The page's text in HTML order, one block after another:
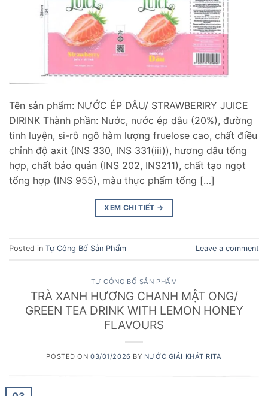
Tên sản phẩm: NƯỚC ÉP DÂU/ STRAWBERIRY JUICE
DIRINK Thành phần: Nước, nước ép dâu (20%), đường
tinh luyện, si-rô ngô hàm lượng fruelose cao, chất điều
chỉnh độ axit (INS 330, INS 331(iii)), hương dâu tổng
hợp, chất bảo quản (INS 202, INS211), chất tạo ngọt
tổng hợp (INS 955), màu thực phẩm tổng […]
XEM CHI TIẾT →
Posted in Tự Công Bố Sản Phẩm Leave a comment
TỰ CÔNG BỐ SẢN PHẨM
TRÀ XANH HƯƠNG CHANH MẬT ONG/
GREEN TEA DRINK WITH LEMON HONEY
FLAVOURS
POSTED ON03/01/2026 BY NƯỚC GIẢI KHÁT RITA